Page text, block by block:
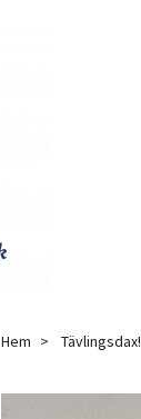
Hem Tävlingsdax!